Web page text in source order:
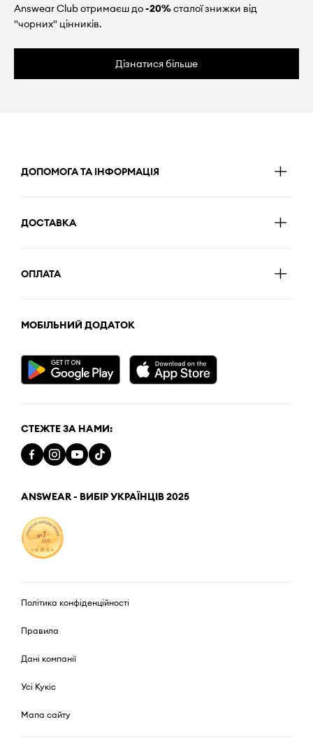
Answear Club отримаєш до-20%сталої знижки від
"чорних" цінників.
Дізнатися більше
ДОПОМОГА ТА ІНФОРМАЦІЯ
ДОСТАВКА
ОПЛАТА
МОБІЛЬНИЙ ДОДАТОК
СТЕЖТЕ ЗА НАМИ:
ANSWEAR - ВИБІР УКРАЇНЦІВ 2025
Політика конфіденційності
Правила
Дані компанії
Усі Кукіс
Мапа сайту